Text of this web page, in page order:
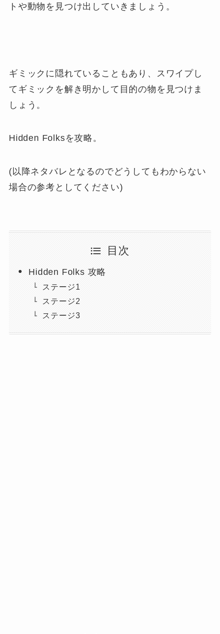
トや動物を見つけ出していきましょう。
ギミックに隠れていることもあり、スワイプし
てギミックを解き明かして目的の物を見つけま
しょう。
Hidden Folksを攻略。
(以降ネタバレとなるのでどうしてもわからない
場合の参考としてください)
目次
Hidden Folks 攻略
ステージ1
ステージ2
ステージ3